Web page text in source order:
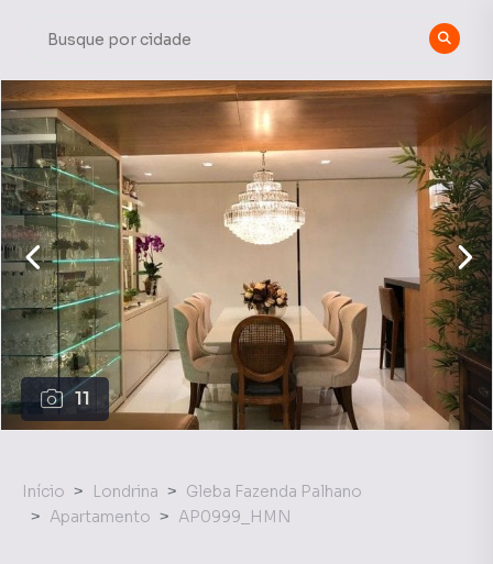
11
Início Londrina
Gleba Fazenda Palhano
Apartamento
AP0999_HMN